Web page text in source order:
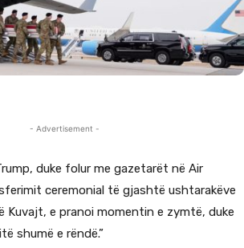
- Advertisement -
duke folur me gazetarët në Air
ceremonial të gjashtë ushtarakëve
Kuvajt, e pranoi momentin e zymtë, duke
shumë e rëndë.”